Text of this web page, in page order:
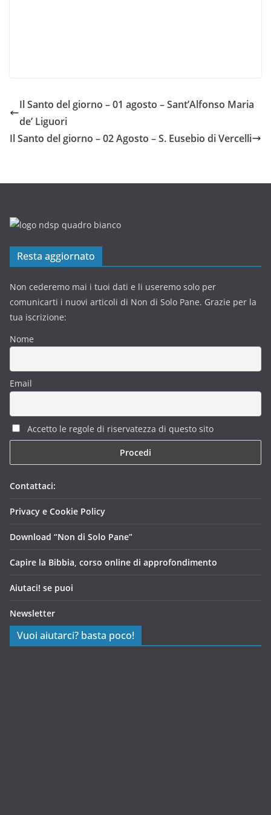
Il Santo del giorno – 01 agosto – Sant’Alfonso Maria
de’ Liguori
Il Santo del giorno – 02 Agosto – S. Eusebio di Vercelli
Resta aggiornato
Non cederemo mai i tuoi dati e li useremo solo per
comunicarti i nuovi articoli di Non di Solo Pane. Grazie per la
tua iscrizione:
Nome
Email
Accetto le regole di riservatezza di questo sito
Contattaci:
Privacy e Cookie Policy
Download “Non di Solo Pane”
Capire la Bibbia, corso online di approfondimento
Aiutaci! se puoi
Newsletter
Vuoi aiutarci? basta poco!